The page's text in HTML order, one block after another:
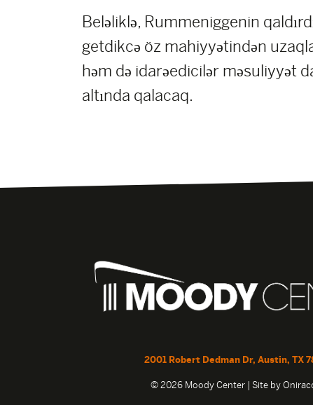
Beləliklə, Rummeniggenin
getdikcə öz mahiyyətindən
həm də idarəedicilər məsuliyyət
altında qalacaq.
2001 Robert Dedman Dr, Austin, TX
© 2026 Moody Center | Site by